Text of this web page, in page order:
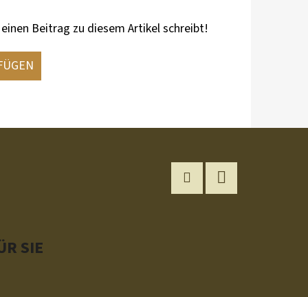
Beitrag zu diesem Artikel schreibt!
SIE